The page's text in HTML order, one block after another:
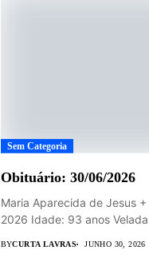
Sem Categoria
Obituário: 30/06/2026
Maria Aparecida de Jesus
2026 Idade: 93 anos
BYCURTA LAVRAS JUNHO 30, 2026